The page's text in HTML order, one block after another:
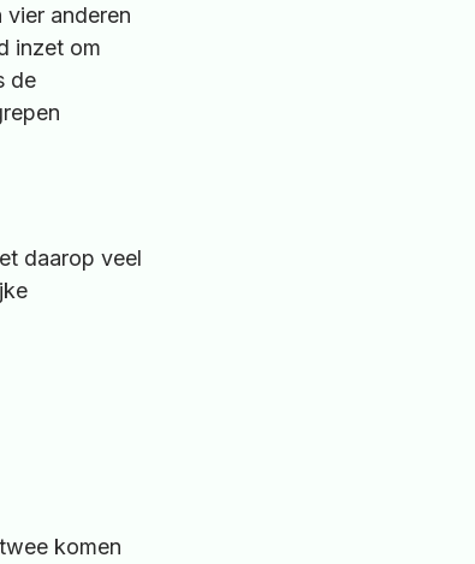
anderen
inzet om
de
daarop veel
komen